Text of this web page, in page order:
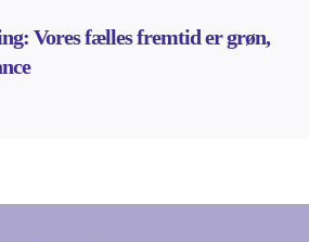
Vores fælles fremtid er grøn,